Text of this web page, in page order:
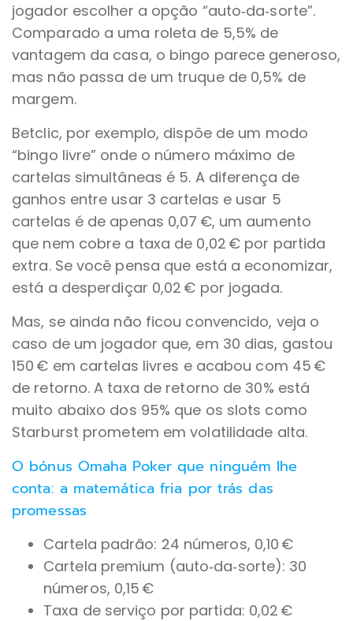
jogador escolher a opção “auto‑da‑sorte”.
Comparado a uma roleta de 5,5% de
vantagem da casa, o bingo parece generoso,
mas não passa de um truque de 0,5% de
margem.
Betclic, por exemplo, dispõe de um modo
“bingo livre” onde o número máximo de
cartelas simultâneas é 5. A diferença de
ganhos entre usar 3 cartelas e usar 5
cartelas é de apenas 0,07 €, um aumento
que nem cobre a taxa de 0,02 € por partida
extra. Se você pensa que está a economizar,
está a desperdiçar 0,02 € por jogada.
Mas, se ainda não ficou convencido, veja o
caso de um jogador que, em 30 dias, gastou
150 € em cartelas livres e acabou com 45 €
de retorno. A taxa de retorno de 30% está
muito abaixo dos 95% que os slots como
Starburst prometem em volatilidade alta.
O bónus Omaha Poker que ninguém lhe
conta: a matemática fria por trás das
promessas
Cartela padrão: 24 números, 0,10 €
Cartela premium (auto‑da‑sorte): 30
números, 0,15 €
Taxa de serviço por partida: 0,02 €